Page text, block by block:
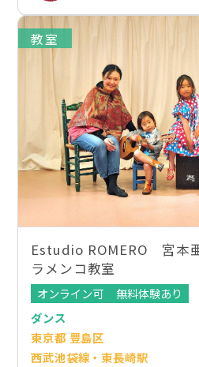
教室
Estudio ROMERO 宮本
ラメンコ教室
オンライン可
無料体験あり
ダンス
東京都 豊島区
西武池袋線・東長崎駅